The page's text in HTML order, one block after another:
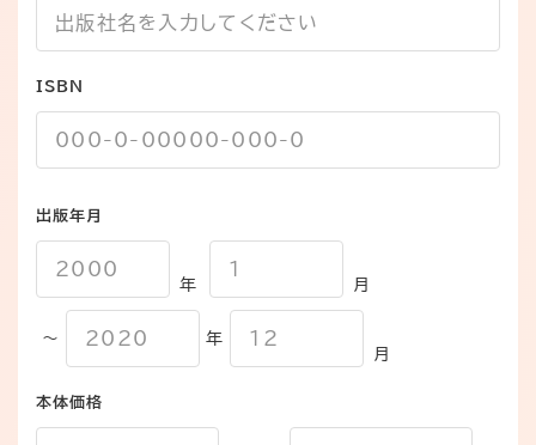
ISBN
出版年月
年 月
～
年
月
本体価格